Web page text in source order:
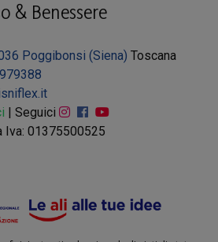
& Benessere
Poggibonsi (Siena) Toscana
| Seguici
Iva: 01375500525